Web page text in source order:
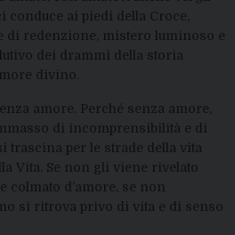
conduce ai piedi della Croce,
di redenzione, mistero luminoso e
dei drammi della storia
divino.
amore. Perché senza amore,
di incomprensibilità e di
trascina per le strade della vita
Vita. Se non gli viene rivelato
colmato d’amore, se non
si ritrova privo di vita e di senso